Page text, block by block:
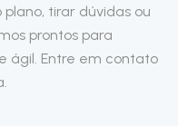
tirar dúvidas ou
prontos para
ágil. Entre em contato